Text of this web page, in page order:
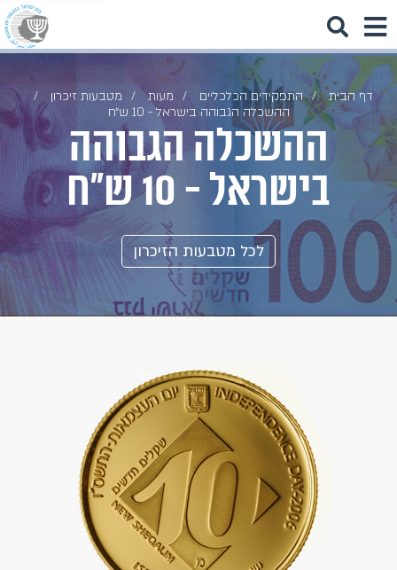
דף הבית התפקידים הכלכליים מעות
מטבעות זיכרון
ההשכלה הגבוהה בישראל - 10 ש״ח
ההשכלה הגבוהה
בישראל - 10 ש״ח
לכל מטבעות הזיכרון